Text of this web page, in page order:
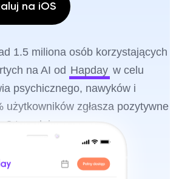
na iOS
1.5 miliona osób korzystających
na AI od Hapday w celu
psychicznego, nawyków i
użytkowników zgłasza pozytywne
2 tygodni.